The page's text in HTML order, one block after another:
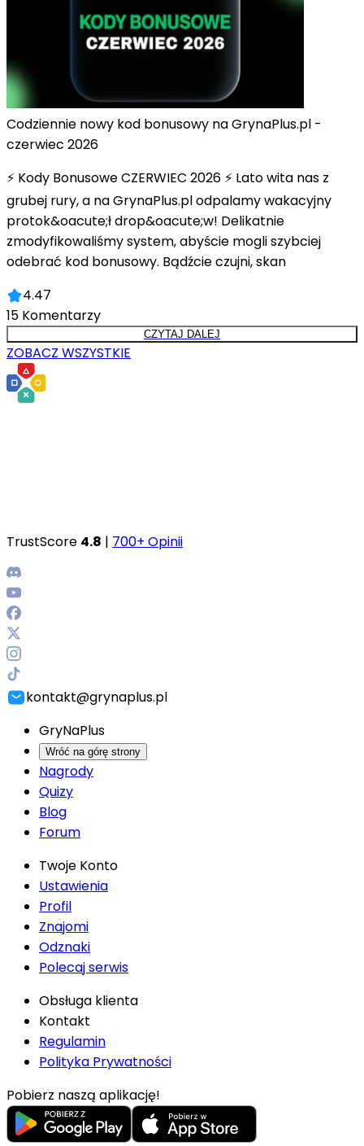
Codziennie nowy kod bonusowy na GrynaPlus.pl -
czerwiec 2026
⚡ Kody Bonusowe CZERWIEC 2026 ⚡ Lato wita nas z
grubej rury, a na GrynaPlus.pl odpalamy wakacyjny
protok&oacute;ł drop&oacute;w! Delikatnie
zmodyfikowaliśmy system, abyście mogli szybciej
odebrać kod bonusowy. Bądźcie czujni, skan
4.47
15 Komentarzy
CZYTAJ DALEJ
ZOBACZ WSZYSTKIE
TrustScore 4.8 | 700+ Opinii
kontakt@grynaplus.pl
GryNaPlus
Wróć na górę strony
Nagrody
Quizy
Blog
Forum
Twoje Konto
Ustawienia
Profil
Znajomi
Odznaki
Polecaj serwis
Obsługa klienta
Kontakt
Regulamin
Polityka Prywatności
Pobierz naszą aplikację!